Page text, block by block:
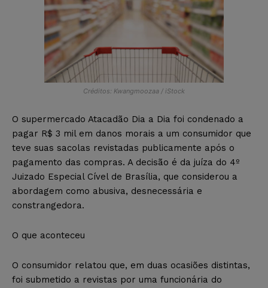
Créditos: Kwangmoozaa / iStock
O supermercado Atacadão Dia a Dia foi condenado a
pagar R$ 3 mil em danos morais a um consumidor que
teve suas sacolas revistadas publicamente após o
pagamento das compras. A decisão é da juíza do 4º
Juizado Especial Cível de Brasília, que considerou a
abordagem como abusiva, desnecessária e
constrangedora.
O que aconteceu
O consumidor relatou que, em duas ocasiões distintas,
foi submetido a revistas por uma funcionária do